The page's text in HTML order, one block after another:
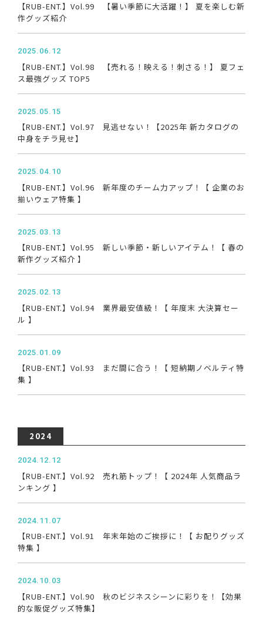
【RUB-ENT.】Vol.99 【暑い季節に大活躍！】 夏を楽しむ新
作グッズ紹介
2025.06.12
【RUB-ENT.】Vol.98 【売れる！映える！刺さる！】 夏フェ
ス最強グッズ TOP5
2025.05.15
【RUB-ENT.】Vol.97 見逃せない！【2025年 新カタログの
中身をチラ見せ】
2025.04.10
【RUB-ENT.】Vol.96 新年度のチーム力アップ！【 企業のお
揃いウェア特集 】
2025.03.13
【RUB-ENT.】Vol.95 新しい季節・新しいアイテム！【 春の
新作グッズ紹介 】
2025.02.13
【RUB-ENT.】Vol.94 業界最安値級！【 年度末 大決算セー
ル 】
2025.01.09
【RUB-ENT.】Vol.93 まだ間に合う！【 短納期ノベルティ特
集 】
2024
2024.12.12
【RUB-ENT.】Vol.92 売れ筋トップ！【 2024年 人気商品ラ
ンキング 】
2024.11.07
【RUB-ENT.】Vol.91 年末年始のご挨拶に！【 お配りグッズ
特集 】
2024.10.03
【RUB-ENT.】Vol.90 秋のビジネスシーンに彩りを！【効果
的な販促グッズ特集】